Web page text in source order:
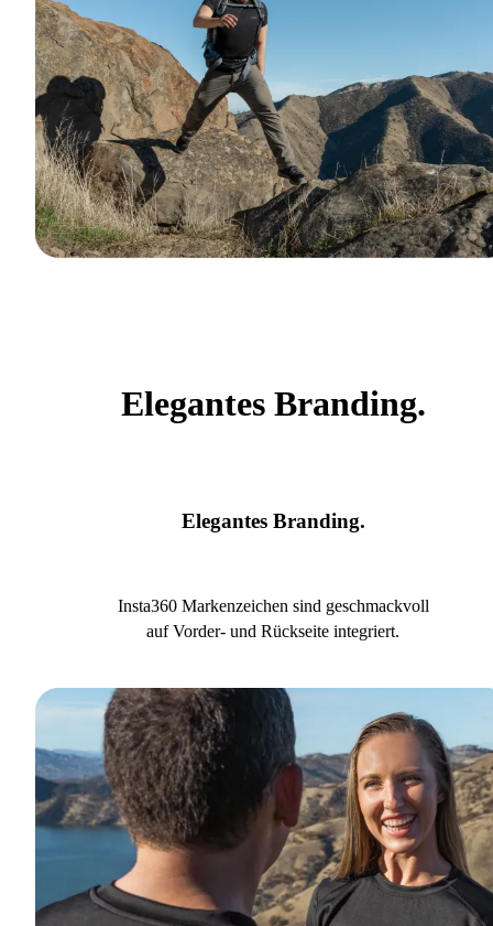
Elegantes Branding.
Elegantes Branding.
Insta360 Markenzeichen sind geschmackvoll
auf Vorder- und Rückseite integriert.